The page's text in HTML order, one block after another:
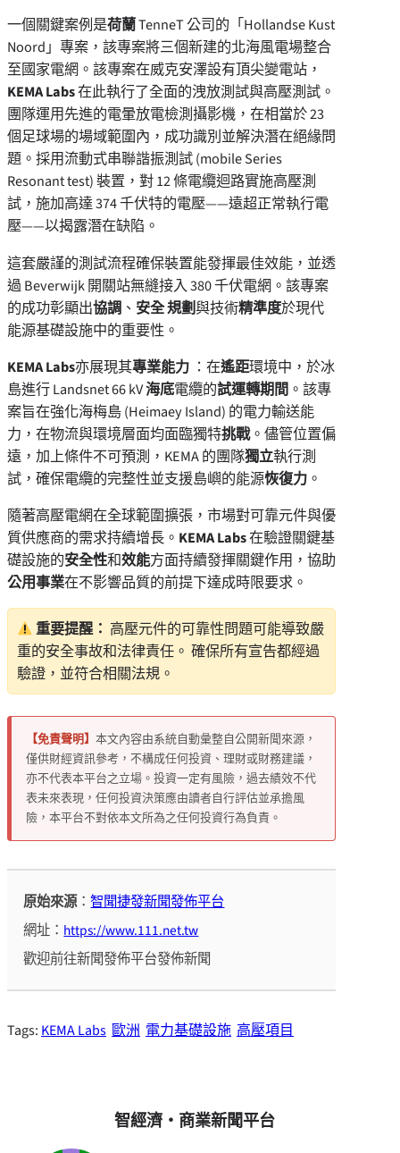
一個關鍵案例是荷蘭TenneT 公司的「Hollandse Kust
Noord」專案，該專案將三個新建的北海風電場整合
至國家電網。該專案在威克安澤設有頂尖變電站，
KEMA Labs在此執行了全面的洩放測試與高壓測試。
團隊運用先進的電暈放電檢測攝影機，在相當於 23
個足球場的場域範圍內，成功識別並解決潛在絕緣問
題。採用流動式串聯諧振測試 (mobile Series
Resonant test) 裝置，對 12 條電纜迴路實施高壓測
試，施加高達 374 千伏特的電壓——遠超正常執行電
壓——以揭露潛在缺陷。
這套嚴謹的測試流程確保裝置能發揮最佳效能，並透
過 Beverwijk 開關站無縫接入 380 千伏電網。該專案
的成功彰顯出協調 、 安全規劃與技術精準度於現代
能源基礎設施中的重要性。
KEMA Labs亦展現其專業能力 ：在遙距環境中，於冰
島進行 Landsnet 66 kV海底電纜的試運轉期間 。該專
案旨在強化海梅島 (Heimaey Island) 的電力輸送能
力，在物流與環境層面均面臨獨特挑戰。儘管位置偏
遠，加上條件不可預測，KEMA 的團隊獨立執行測
試，確保電纜的完整性並支援島嶼的能源恢復力 。
隨著高壓電網在全球範圍擴張，市場對可靠元件與優
質供應商的需求持續增長。 KEMA Labs在驗證關鍵基
礎設施的安全性和效能方面持續發揮關鍵作用，協助
公用事業在不影響品質的前提下達成時限要求。
重要提醒： 高壓元件的可靠性問題可能導致嚴
重的安全事故和法律責任。 確保所有宣告都經過
驗證，並符合相關法規。
【免責聲明】 本文內容由系統自動彙整自公開新聞來源，
僅供財經資訊參考，不構成任何投資、理財或財務建議，
亦不代表本平台之立場。投資一定有風險，過去績效不代
表未來表現，任何投資決策應由讀者自行評估並承擔風
險，本平台不對依本文所為之任何投資行為負責。
原始來源：智聞捷發新聞發佈平台
網址： https://www.111.net.tw
歡迎前往新聞發佈平台發佈新聞
Tags: KEMA Labs 歐洲 電力基礎設施 高壓項目
智經濟・商業新聞平台